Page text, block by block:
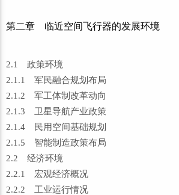
第二章 临近空间飞行器的发展环境
2.1 政策环境
2.1.1 军民融合规划布局
2.1.2 军工体制改革动向
2.1.3 卫星导航产业政策
2.1.4 民用空间基础规划
2.1.5 智能制造政策布局
2.2 经济环境
2.2.1 宏观经济概况
2.2.2 工业运行情况